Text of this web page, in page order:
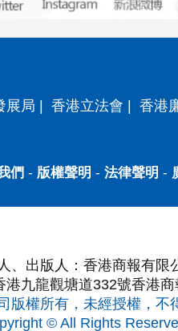
展局 | 香港立法會 | 香港
們 - 版權聲明 - 法律聲明 -
、出版人：香港商報有限
港九龍觀塘道332號香港商
版權所有，未經授權，不
© All Rights